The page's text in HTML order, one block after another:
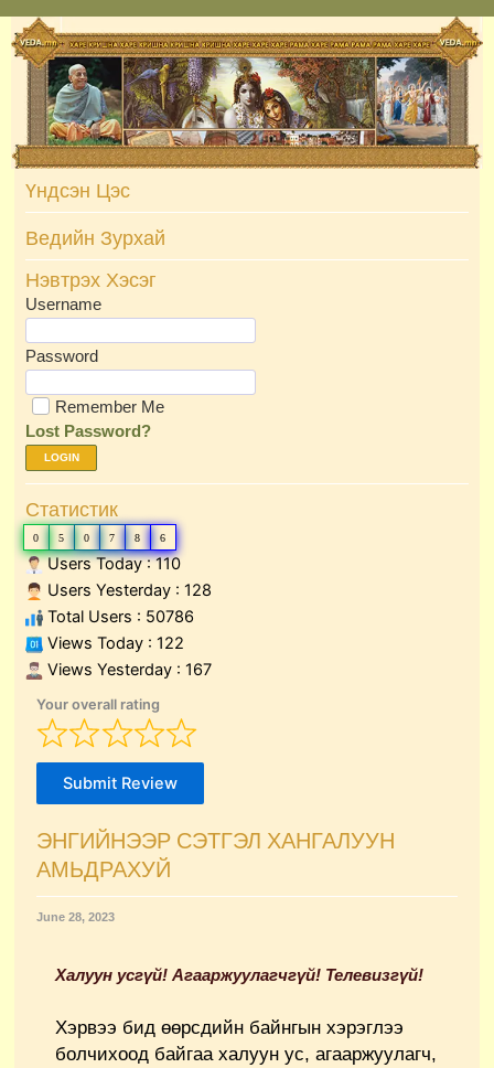
Skip
to
content
Үндсэн Цэс
Ведийн Зурхай
Нэвтрэх Хэсэг
Username
Password
Remember Me
Lost Password?
LOGIN
Статистик
0 5 0 7 8 6
Users Today : 110
Users Yesterday : 128
Total Users : 50786
Views Today : 122
Views Yesterday : 167
Your overall rating
Submit Review
ЭНГИЙНЭЭР СЭТГЭЛ ХАНГАЛУУН
АМЬДРАХУЙ
June 28, 2023
Халуун усгүй! Агааржуулагчгүй! Телевизгүй!
Хэрвээ бид өөрсдийн байнгын хэрэглээ
болчихоод байгаа халуун ус, агааржуулагч,